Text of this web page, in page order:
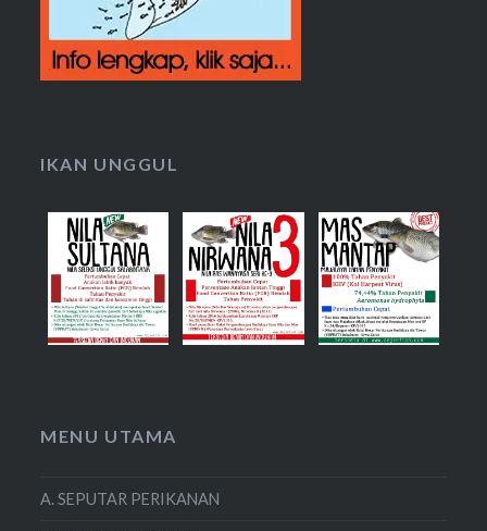
IKAN UNGGUL
MENU UTAMA
A. SEPUTAR PERIKANAN